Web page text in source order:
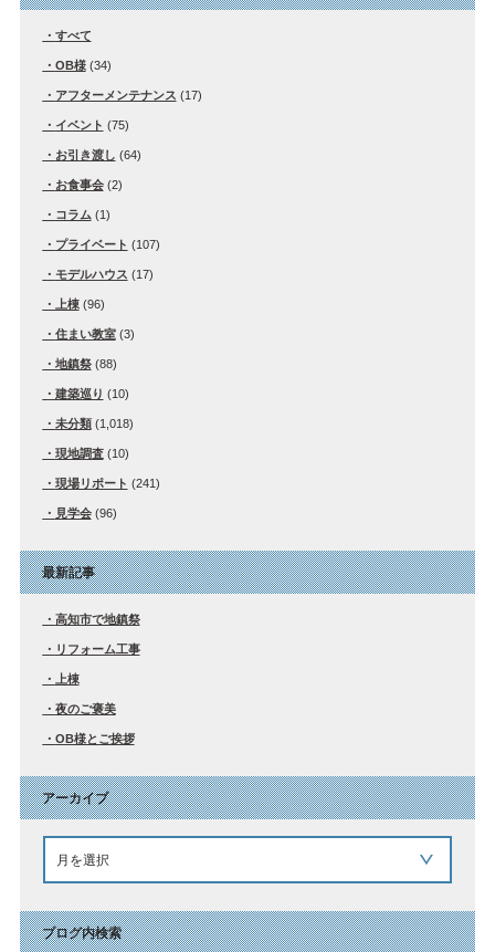
すべて
OB様(34)
アフターメンテナンス (17)
イベント (75)
お引き渡し (64)
お食事会(2)
コラム(1)
プライベート (107)
モデルハウス (17)
上棟(96)
住まい教室(3)
地鎮祭(88)
建築巡り (10)
未分類(1,018)
現地調査(10)
現場リポート (241)
見学会(96)
最新記事
高知市で地鎮祭
リフォーム工事
上棟
夜のご褒美
OB様とご挨拶
アーカイブ
ブログ内検索